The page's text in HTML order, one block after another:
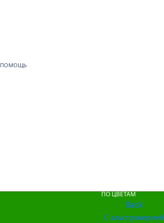
ПОМОЩЬ
ПО ЦВЕТАМ
Back
С альстромерией